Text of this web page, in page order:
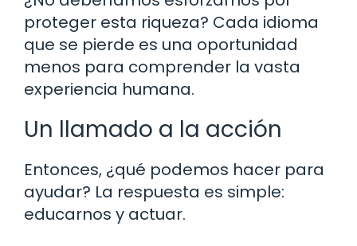
proteger esta riqueza? Cada idioma
que se pierde es una oportunidad
menos para comprender la vasta
experiencia humana.
Un llamado a la acción
Entonces, ¿qué podemos hacer para
ayudar? La respuesta es simple:
educarnos y actuar.